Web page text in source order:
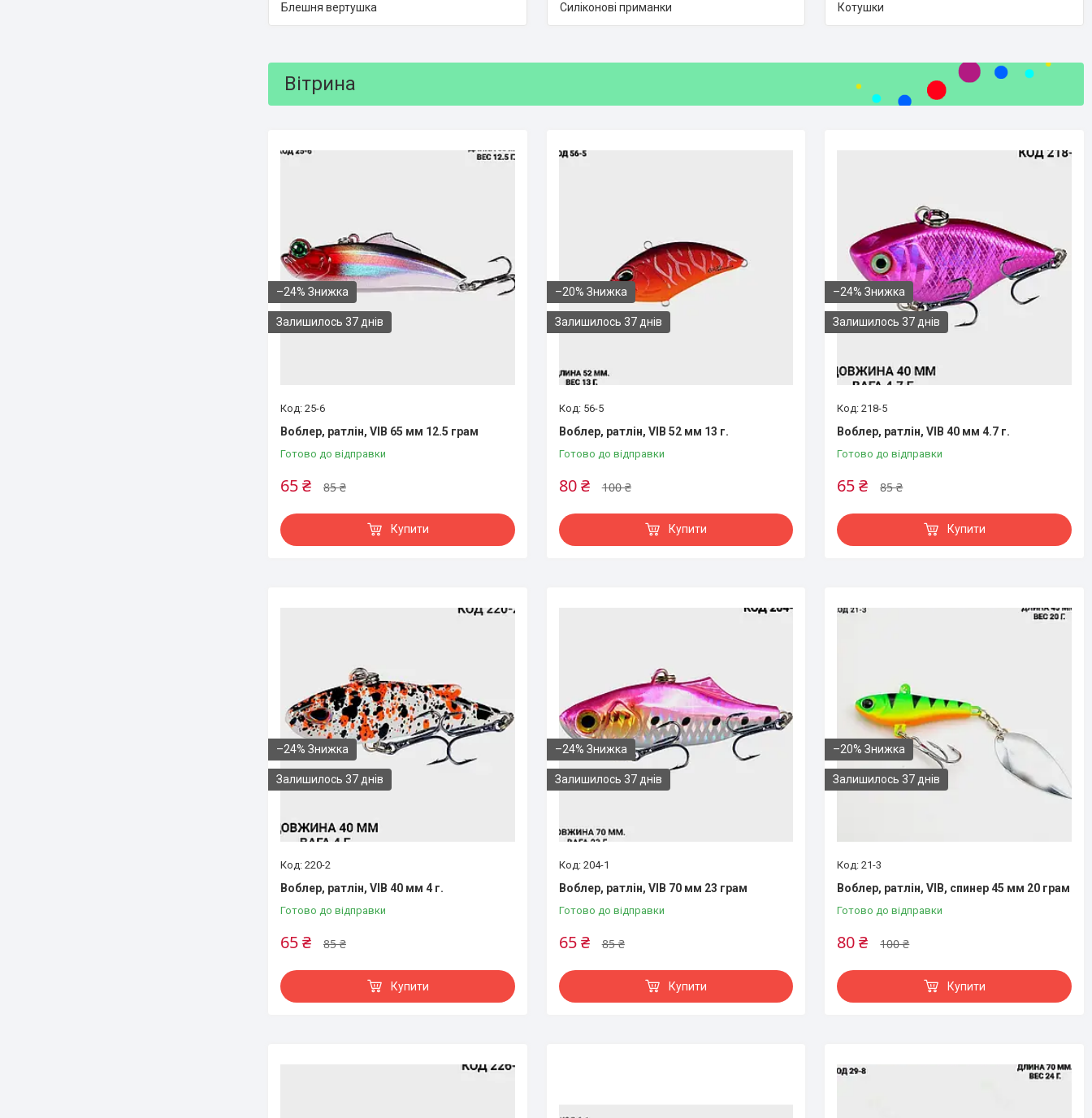
Блешня вертушка Силіконові приманки Котушки
Вітрина
–24%
Залишилось 37 днів
25-6
Воблер, ратлін, VIB 65 мм 12.5 грам
Готово до відправки
85 ₴
65 ₴
Купити
–20%
Залишилось 37 днів
56-5
Воблер, ратлін, VIB 52 мм 13 г.
Готово до відправки
100 ₴
80 ₴
Купити
–24%
Залишилось 37 днів
218-5
Воблер, ратлін, VIB 40 мм 4.7 г.
Готово до відправки
85 ₴
65 ₴
Купити
–24%
Залишилось 37 днів
220-2
Воблер, ратлін, VIB 40 мм 4 г.
Готово до відправки
85 ₴
65 ₴
Купити
–24%
Залишилось 37 днів
204-1
Воблер, ратлін, VIB 70 мм 23 грам
Готово до відправки
85 ₴
65 ₴
Купити
–20%
Залишилось 37 днів
21-3
Воблер, ратлін, VIB, спинер 45 мм 20 грам
Готово до відправки
100 ₴
80 ₴
Купити